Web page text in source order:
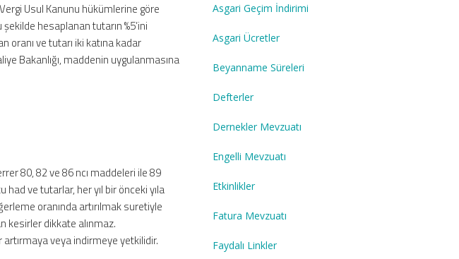
Usul Kanunu hükümlerine göre
hesaplanan tutarın %5’ini
oranı ve tutarı iki katına kadar
Bakanlığı, maddenin uygulanmasına
80, 82 ve 86 ncı maddeleri ile 89
ve tutarlar, her yıl bir önceki yıla
oranında artırılmak suretiyle
kesirler dikkate alınmaz.
veya indirmeye yetkilidir.
Asgari Geçim İndirimi
Asgari Ücretler
Beyanname Süreleri
Defterler
Dernekler Mevzuatı
Engelli Mevzuatı
Etkinlikler
Fatura Mevzuatı
Faydalı Linkler